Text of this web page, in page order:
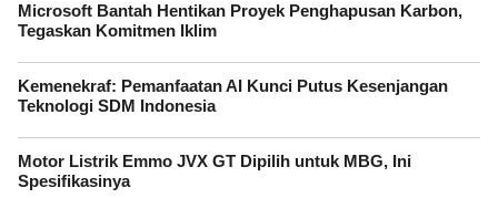
Microsoft Bantah Hentikan Proyek Penghapusan Karbon,
Tegaskan Komitmen Iklim
Kemenekraf: Pemanfaatan AI Kunci Putus Kesenjangan
Teknologi SDM Indonesia
Motor Listrik Emmo JVX GT Dipilih untuk MBG, Ini
Spesifikasinya